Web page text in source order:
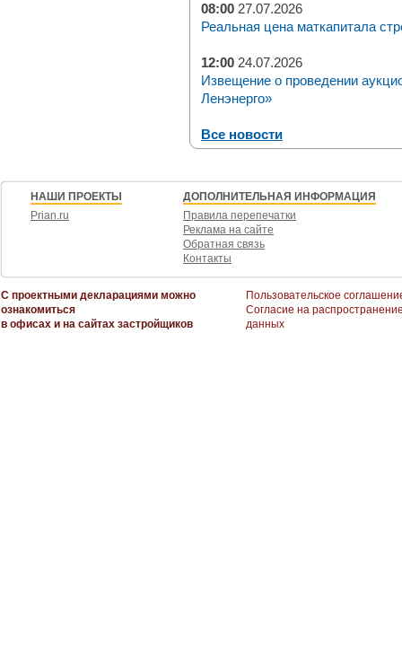
08:00 27.07.2026
Реальная цена маткапитала
12:00 24.07.2026
Извещение о проведении
Ленэнерго»
Все новости
НАШИ ПРОЕКТЫ
Prian.ru
ДОПОЛНИТЕЛЬНАЯ ИНФОРМАЦИЯ
Правила перепечатки
Реклама на сайте
Обратная связь
Контакты
С проектными декларациями можно
ознакомиться
в офисах и на сайтах застройщиков
Пользовательское
Согласие на
данных